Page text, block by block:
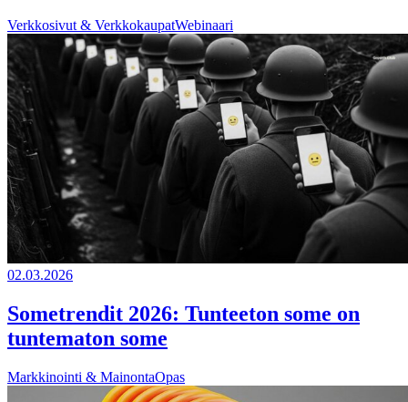
Verkkosivut & VerkkokaupatWebinaari
02.03.2026
Sometrendit 2026: Tunteeton some on
tuntematon some
Markkinointi & MainontaOpas